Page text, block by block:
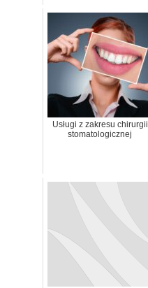
Usługi z zakresu chirurgii
stomatologicznej